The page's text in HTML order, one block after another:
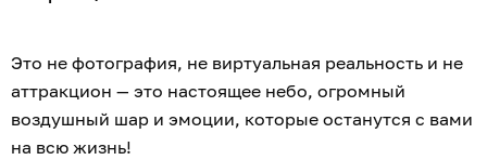
Это не фотография, не виртуальная реальность и не
аттракцион — это настоящее небо, огромный
воздушный шар и эмоции, которые останутся с вами
на всю жизнь!